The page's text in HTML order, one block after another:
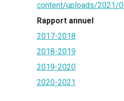
content/uploads/2021/
Rapport annuel
2017-2018
2018-2019
2019-2020
2020-2021